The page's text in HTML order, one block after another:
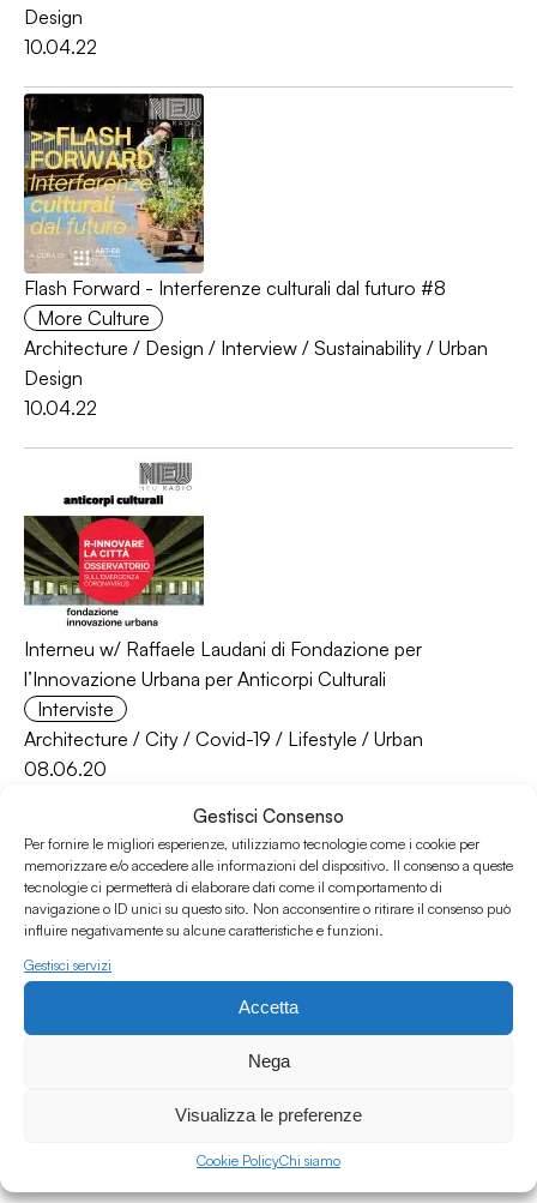
Gestisci Consenso
Per fornire le migliori esperienze, utilizziamo tecnologie come i cookie per
memorizzare e/o accedere alle informazioni del dispositivo. Il consenso a queste
tecnologie ci permetterà di elaborare dati come il comportamento di
navigazione o ID unici su questo sito. Non acconsentire o ritirare il consenso può
influire negativamente su alcune caratteristiche e funzioni.
Gestisci servizi
Accetta
Nega
Visualizza le preferenze
Cookie PolicyChi siamo
Design
10.04.22
Flash Forward - Interferenze culturali dal futuro #8
More Culture
Architecture / Design / Interview / Sustainability / Urban
Design
10.04.22
Interneu w/ Raffaele Laudani di Fondazione per
l’Innovazione Urbana per Anticorpi Culturali
Interviste
Architecture / City / Covid-19 / Lifestyle / Urban
08.06.20
Die Straßenzeitung #6 - Calori & Maillard
Die Straßenzeitung
Interview